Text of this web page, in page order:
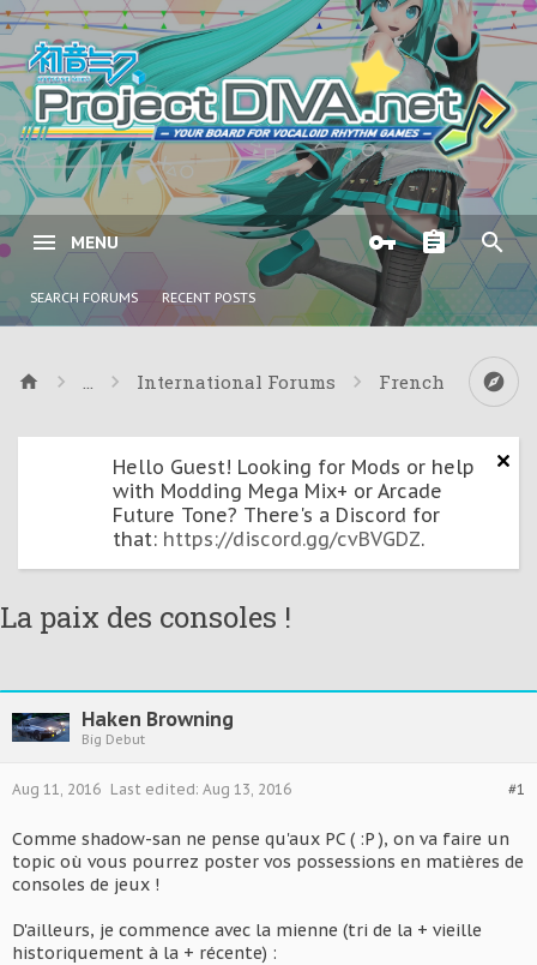
MENU
SEARCH FORUMS RECENT POSTS
... International Forums French
Hello Guest! Looking for Mods or help
with Modding Mega Mix+ or Arcade
Future Tone? There's a Discord for
that: https://discord.gg/cvBVGDZ.
La paix des consoles !
Haken Browning
Big Debut
#1
Aug 11, 2016 Last edited: Aug 13, 2016
Comme shadow-san ne pense qu'aux PC ( :P ), on va faire un
topic où vous pourrez poster vos possessions en matières de
consoles de jeux !
D'ailleurs, je commence avec la mienne (tri de la + vieille
historiquement à la + récente) :